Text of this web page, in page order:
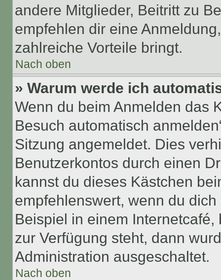
andere Mitglieder, Beitritt zu
empfehlen dir eine
zahlreiche Vorteile bringt.
Nach oben
» Warum werde ich
Wenn du beim Anmelden das
Besuch automatisch
Sitzung angemeldet. Dies
Benutzerkontos durch einen
kannst du dieses Kästchen
empfehlenswert, wenn du
Beispiel in einem
zur Verfügung steht, dann
Administration ausgeschaltet.
Nach oben